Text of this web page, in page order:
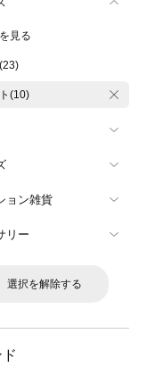
見る
(10)
ョン雑貨
リー
選択を解除する